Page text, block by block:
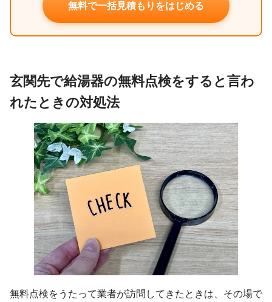
無料で一括見積もりをはじめる
玄関先で給湯器の無料点検をすると言わ
れたときの対処法
無料点検をうたって業者が訪問してきたときは、その場で